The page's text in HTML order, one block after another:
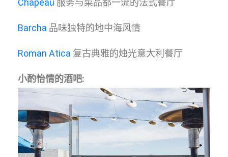
Chapeau 服务与菜品都一流的法式餐厅
Barcha 品味独特的地中海风情
Roman Atica 复古典雅的烛光意大利餐厅
小酌怡情的酒吧: